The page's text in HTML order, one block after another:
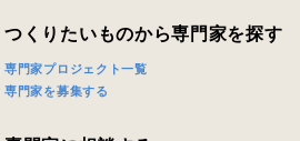
つくりたいものから専門家を探す
専門家プロジェクト一覧
専門家を募集する